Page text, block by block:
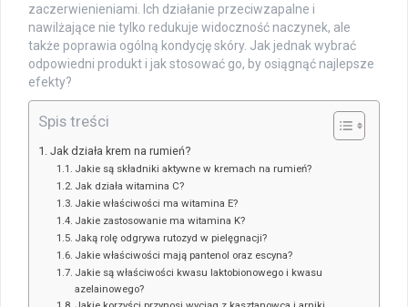
zaczerwienieniami. Ich działanie przeciwzapalne i
nawilżające nie tylko redukuje widoczność naczynek, ale
także poprawia ogólną kondycję skóry. Jak jednak wybrać
odpowiedni produkt i jak stosować go, by osiągnąć najlepsze
efekty?
Spis treści
Jak działa krem na rumień?
Jakie są składniki aktywne w kremach na rumień?
Jak działa witamina C?
Jakie właściwości ma witamina E?
Jakie zastosowanie ma witamina K?
Jaką rolę odgrywa rutozyd w pielęgnacji?
Jakie właściwości mają pantenol oraz escyna?
Jakie są właściwości kwasu laktobionowego i kwasu
azelainowego?